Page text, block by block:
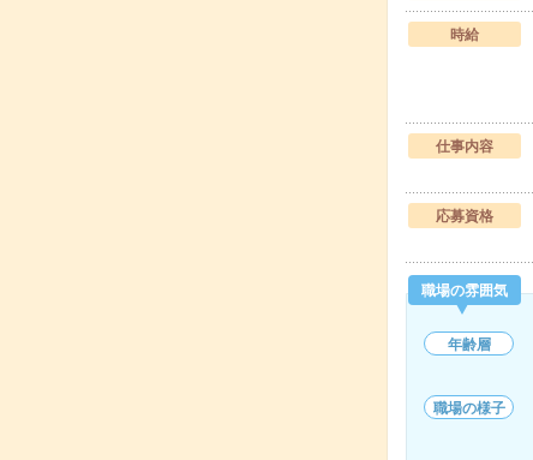
時給
仕事内容
応募資格
職場の雰囲気
年齢層
職場の様子